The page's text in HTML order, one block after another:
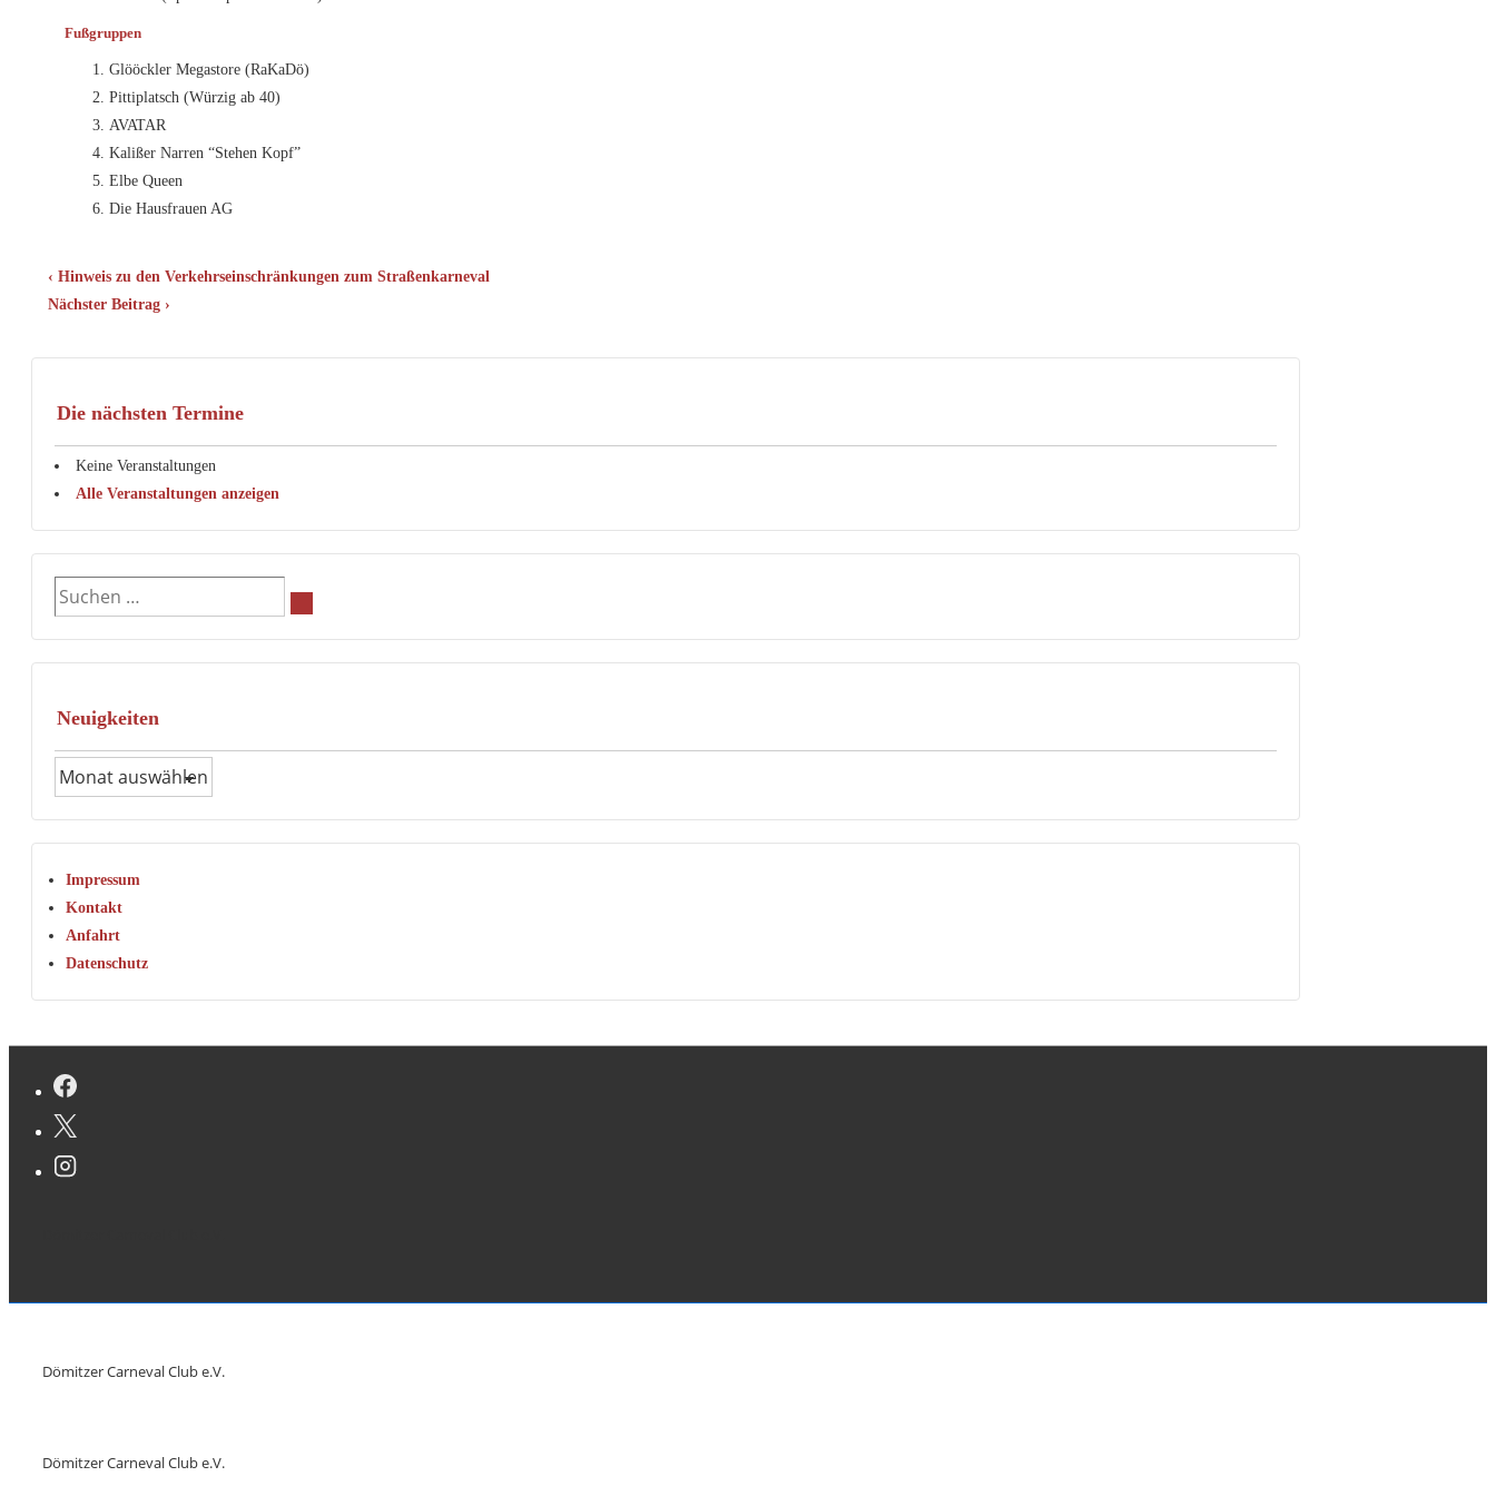
Fußgruppen
Glööckler Megastore (RaKaDö)
Pittiplatsch (Würzig ab 40)
AVATAR
Kalißer Narren “Stehen Kopf”
Elbe Queen
Die Hausfrauen AG
Beitragsnavigation
Vorheriger
Beitrag
‹ Hinweis zu den Verkehrseinschränkungen zum Straßenkarneval
Nächster
ist
Nächster Beitrag ›
Die nächsten Termine
Keine Veranstaltungen
Alle Veranstaltungen anzeigen
Suchen
nach:
Neuigkeiten
Neuigkeiten
Impressum
Kontakt
Anfahrt
Datenschutz
Dömitzer Carneval Club e.V.
Dömitzer Carneval Club e.V.